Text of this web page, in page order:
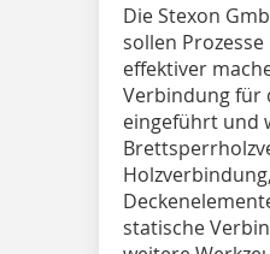
Die Stexon
sollen
effektiver
Verbindung für
eingeführt und
statische